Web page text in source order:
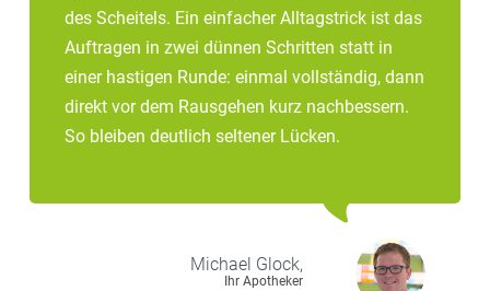
des Scheitels. Ein einfacher Alltagstrick ist das
Auftragen in zwei dünnen Schritten statt in
einer hastigen Runde: einmal vollständig, dann
direkt vor dem Rausgehen kurz nachbessern.
So bleiben deutlich seltener Lücken.
Michael Glock,
Ihr Apotheker